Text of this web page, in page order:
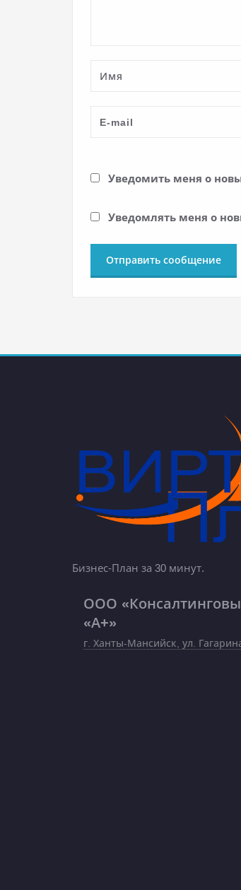
Уведомить меня о
Уведомлять меня о
Бизнес-План за 30 минут.
ООО
«А+»
г. Ханты-Мансийск, ул.